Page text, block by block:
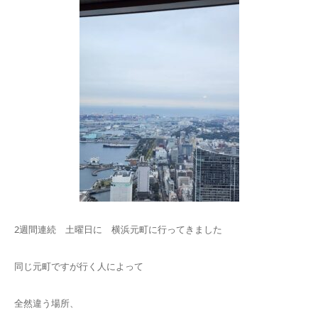
2週間連続 土曜日に 横浜元町に行ってきました
同じ元町ですが行く人によって
全然違う場所、